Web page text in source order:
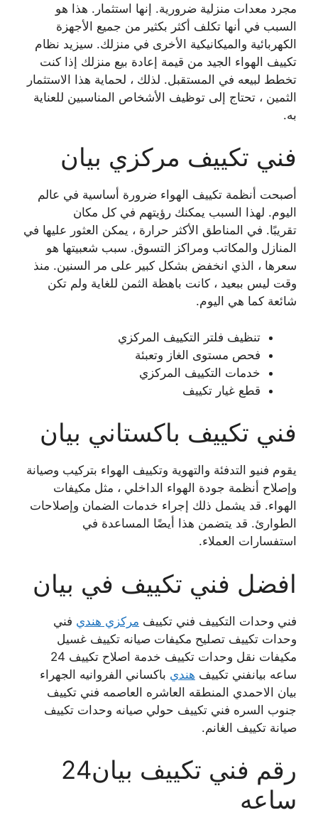
مجرد معدات منزلية ضرورية. إنها استثمار. هذا هو
السبب في أنها تكلف أكثر بكثير من جميع الأجهزة
الكهربائية والميكانيكية الأخرى في منزلك. سيزيد نظام
تكييف الهواء الجيد من قيمة إعادة بيع منزلك إذا كنت
تخطط لبيعه في المستقبل. لذلك ، لحماية هذا الاستثمار
الثمين ، تحتاج إلى توظيف الأشخاص المناسبين للعناية
به.
فني تكييف مركزي بيان
أصبحت أنظمة تكييف الهواء ضرورة أساسية في عالم
اليوم. لهذا السبب يمكنك رؤيتهم في كل مكان
تقريبًا. في المناطق الأكثر حرارة ، يمكن العثور عليها في
المنازل والمكاتب ومراكز التسوق. سبب شعبيتها هو
سعرها ، الذي انخفض بشكل كبير على مر السنين. منذ
وقت ليس ببعيد ، كانت باهظة الثمن للغاية ولم تكن
شائعة كما هي اليوم.
تنظيف فلتر التكييف المركزي
فحص مستوى الغاز وتعبئة
خدمات التكييف المركزي
قطع غيار تكييف
فني تكييف باكستاني بيان
يقوم فنيو التدفئة والتهوية وتكييف الهواء بتركيب وصيانة
وإصلاح أنظمة جودة الهواء الداخلي ، مثل مكيفات
الهواء. قد يشمل ذلك إجراء خدمات الضمان وإصلاحات
الطوارئ. قد يتضمن هذا أيضًا المساعدة في
استفسارات العملاء.
افضل فني تكييف في بيان
فني وحدات التكييف فني تكييف مركزي هندي فني
وحدات تكييف تصليح مكيفات صيانه تكييف غسيل
مكيفات نقل وحدات تكييف خدمة اصلاح تكييف 24
ساعه بيانفني تكييف هندي باكساني الفروانيه الجهراء
بيان الاحمدي المنطقه العاشره العاصمه فني تكييف
جنوب السره فني تكييف حولي صيانه وحدات تكييف
صيانة تكييف الغانم.
رقم فني تكييف بيان24
ساعه